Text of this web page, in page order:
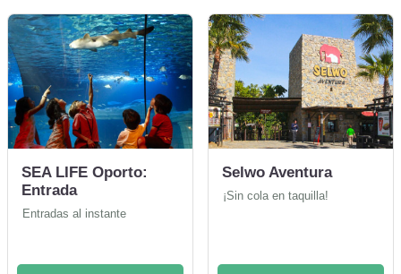
SEA LIFE Oporto:
Entrada
Entradas al instante
Selwo Aventura
¡Sin cola en taquilla!